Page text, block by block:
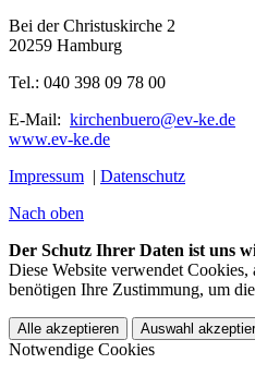
Bei der Christuskirche 2
20259 Hamburg
Tel.: 040 398 09 78 00
E-Mail: kirchenbuero@ev-ke.de
www.ev-ke.de
Impressum | Datenschutz
Nach oben
Der Schutz Ihrer Daten ist uns
Diese Website verwendet
benötigen Ihre Zustimmung, um
Alle akzeptieren Auswahl
Notwendige Cookies